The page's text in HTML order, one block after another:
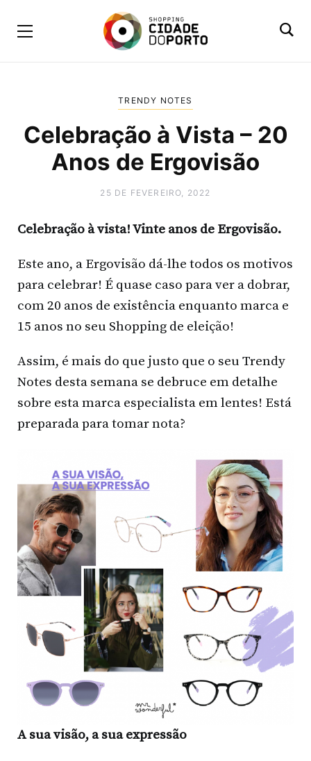
TRENDY NOTES
Celebração à Vista – 20
Anos de Ergovisão
25 DE FEVEREIRO, 2022
Celebração à vista! Vinte anos de Ergovisão.
Este ano, a Ergovisão dá-lhe todos os motivos
para celebrar! É quase caso para ver a dobrar,
com 20 anos de existência enquanto marca e
15 anos no seu Shopping de eleição!
Assim, é mais do que justo que o seu Trendy
Notes desta semana se debruce em detalhe
sobre esta marca especialista em lentes! Está
preparada para tomar nota?
A sua visão, a sua expressão